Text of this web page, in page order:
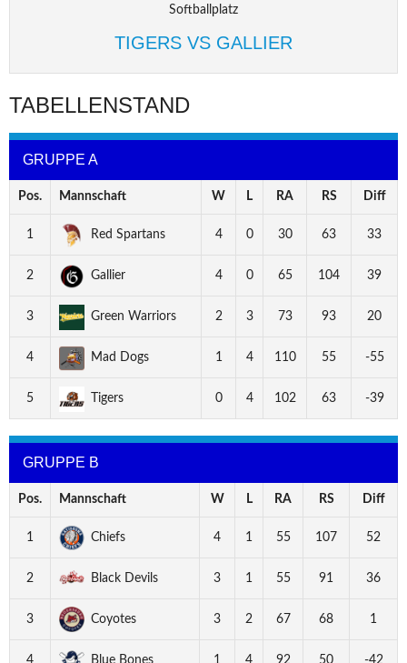
Softballplatz
TIGERS VS GALLIER
TABELLENSTAND
GRUPPE A
Pos. Mannschaft W L RA RS Diff
1 Red Spartans 4 0 30 63 33
2 Gallier 4 0 65 104 39
3 Green Warriors 2 3 73 93 20
4 Mad Dogs 1 4 110 55 -55
5 Tigers 0 4 102 63 -39
GRUPPE B
Pos. Mannschaft W L RA RS Diff
1 Chiefs 4 1 55 107 52
2 Black Devils 3 1 55 91 36
3 Coyotes 3 2 67 68 1
4 Blue Bones 1 4 92 50 -42